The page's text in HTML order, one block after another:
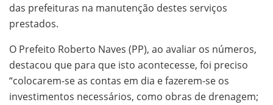
das prefeituras na manutenção destes serviços
prestados.
O Prefeito Roberto Naves (PP), ao avaliar os números,
destacou que para que isto acontecesse, foi preciso
“colocarem-se as contas em dia e fazerem-se os
investimentos necessários, como obras de drenagem;